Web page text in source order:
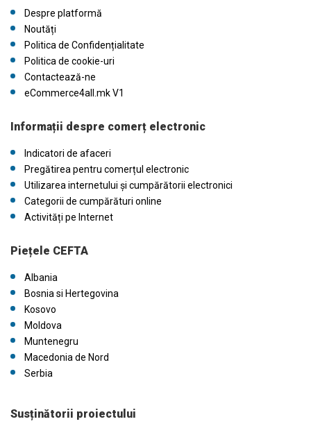
Despre platformă
Noutăți
Politica de Confidențialitate
Politica de cookie-uri
Contactează-ne
eCommerce4all.mk V1
Informații despre comerț electronic
Indicatori de afaceri
Pregătirea pentru comerțul electronic
Utilizarea internetului și cumpărătorii electronici
Categorii de cumpărături online
Activități pe Internet
Piețele CEFTA
Albania
Bosnia si Hertegovina
Kosovo
Moldova
Muntenegru
Macedonia de Nord
Serbia
Susținătorii proiectului